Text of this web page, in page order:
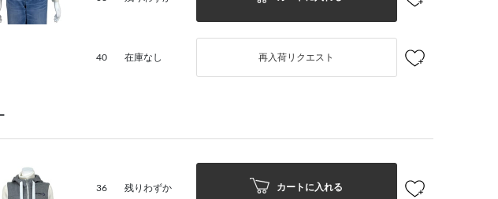
40 在庫なし 再入荷リクエスト
36 残りわずか カートに入れる